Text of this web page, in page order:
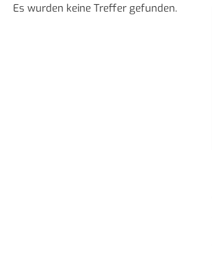
Es wurden keine Treffer gefunden.